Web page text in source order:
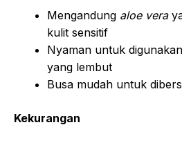
Mengandung aloe vera
kulit sensitif
Nyaman untuk
yang lembut
Busa mudah untuk
Kekurangan